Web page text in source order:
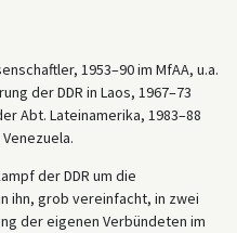
1953–90 im MfAA, u.a.
der DDR in Laos, 1967–73
Abt. Lateinamerika, 1983–88
der DDR um die
ihn, grob vereinfacht, in zwei
der eigenen Verbündeten im